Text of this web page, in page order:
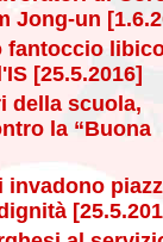
Jong-un
fantoccio
[25.5.2016]
della scuola,
la “Buona
invadono